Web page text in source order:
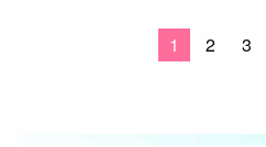
1 2 3